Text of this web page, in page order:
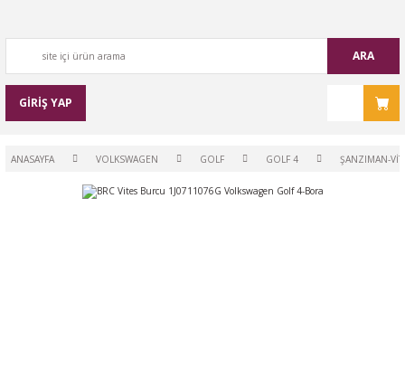
ARA
GİRİŞ YAP
ANASAYFA VOLKSWAGEN GOLF GOLF 4 ŞANZIMAN-